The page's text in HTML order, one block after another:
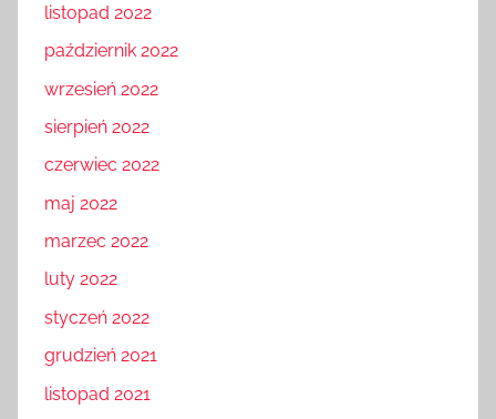
listopad 2022
październik 2022
wrzesień 2022
sierpień 2022
czerwiec 2022
maj 2022
marzec 2022
luty 2022
styczeń 2022
grudzień 2021
listopad 2021